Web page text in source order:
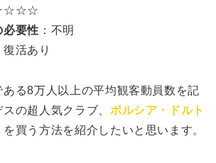
必要性 ：不明
復活あり
ある8万人以上の平均観客動員数を記
の超人気クラブ、 ボルシア・ドルト
買う方法を紹介したいと思います。